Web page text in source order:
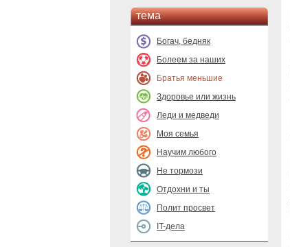
тема
Богач, бедняк
Болеем за наших
Братья меньшие
Здоровье или жизнь
Леди и медведи
Моя семья
Научим любого
Не тормози
Отдохни и ты
Полит просвет
IT-дела